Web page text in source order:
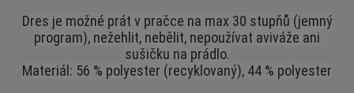
Dres je možné prát v pračce na max 30 stupňů (jemný
program), nežehlit, nebělit, nepoužívat aviváže ani
sušičku na prádlo.
Materiál: 56 % polyester (recyklovaný), 44 % polyester